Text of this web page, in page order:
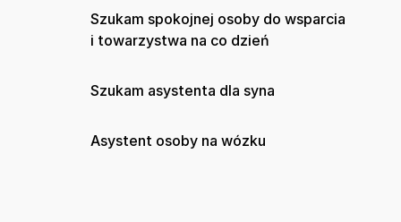
Szukam spokojnej osoby do wsparcia
i towarzystwa na co dzień
Szukam asystenta dla syna
Asystent osoby na wózku